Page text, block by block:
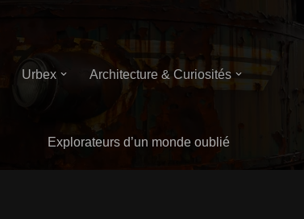
Urbex
Architecture & Curiosités
Explorateurs d’un monde oublié